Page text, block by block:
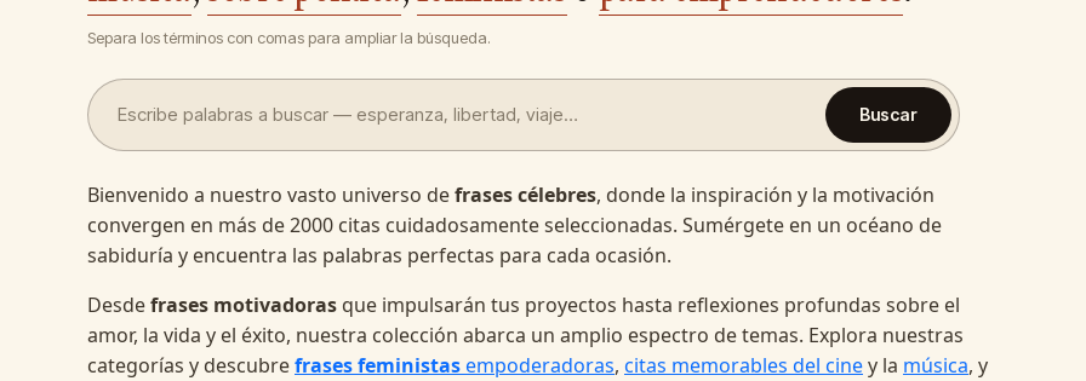
Separa los términos con comas para ampliar la búsqueda.
Buscar
Bienvenido a nuestro vasto universo defrases célebres, donde la inspiración y la motivación
convergen en más de 2000 citas cuidadosamente seleccionadas. Sumérgete en un océano de
sabiduría y encuentra las palabras perfectas para cada ocasión.
Desdefrases motivadoras que impulsarán tus proyectos hasta reflexiones profundas sobre el
amor, la vida y el éxito, nuestra colección abarca un amplio espectro de temas. Explora nuestras
categorías y descubrefrases feministasempoderadoras, citas memorables del ciney la música, y